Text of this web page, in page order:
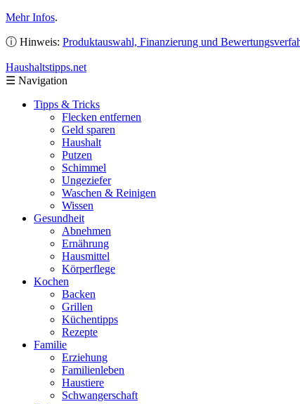
Mehr Infos.
ⓘ Hinweis: Produktauswahl, Finanzierung und
Haushaltstipps.net
☰ Navigation
Tipps & Tricks
Flecken entfernen
Geld sparen
Haushalt
Putzen
Schimmel
Ungeziefer
Waschen & Reinigen
Wissen
Gesundheit
Abnehmen
Ernährung
Hausmittel
Körperflege
Kochen
Backen
Grillen
Küchentipps
Rezepte
Familie
Erziehung
Familienleben
Haustiere
Schwangerschaft